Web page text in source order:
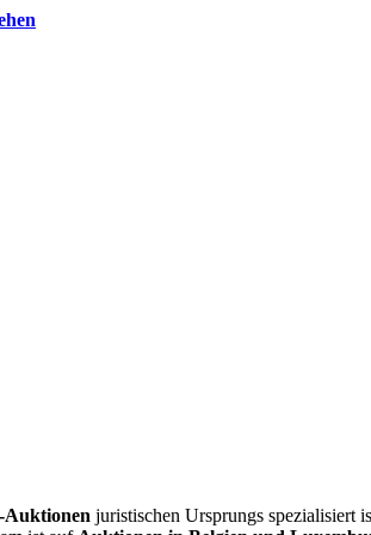
Auktionen juristischen Ursprungs spezialisiert